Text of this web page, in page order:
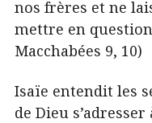
nos frères et ne
mettre en
Macchabées 9, 10)
Isaïe entendit les
de Dieu